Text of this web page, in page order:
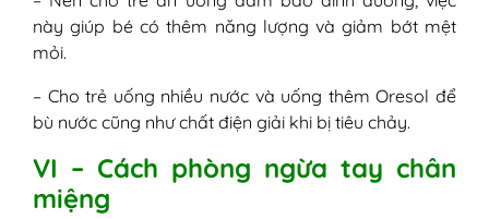
này giúp bé có thêm năng lượng và giảm bớt mệt
mỏi.
– Cho trẻ uống nhiều nước và uống thêm Oresol để
bù nước cũng như chất điện giải khi bị tiêu chảy.
VI – Cách phòng ngừa tay chân
miệng